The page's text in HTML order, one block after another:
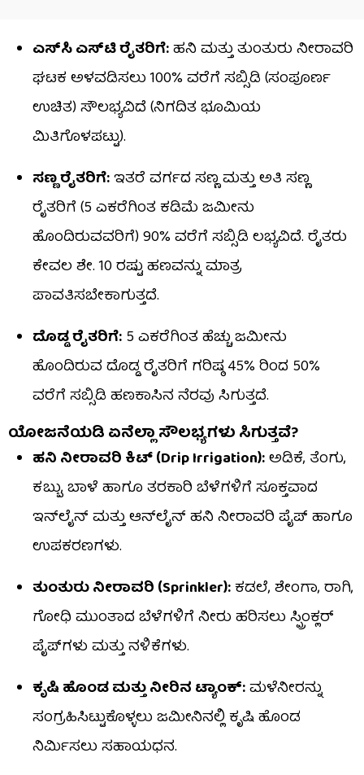
ಎಸ್​ಸಿ ಎಸ್​ಟಿ ರೈತರಿಗೆ:ಹನಿ ಮತ್ತು ತುಂತುರು ನೀರಾವರಿ
ಘಟಕ ಅಳವಡಿಸಲು 100% ವರೆಗೆ ಸಬ್ಸಿಡಿ (ಸಂಪೂರ್ಣ
ಉಚಿತ) ಸೌಲಭ್ಯವಿದೆ (ನಿಗದಿತ ಭೂಮಿಯ
ಮಿತಿಗೊಳಪಟ್ಟು).
ಸಣ್ಣ ರೈತರಿಗೆ:ಇತರೆ ವರ್ಗದ ಸಣ್ಣ ಮತ್ತು ಅತಿ ಸಣ್ಣ
ರೈತರಿಗೆ (5 ಎಕರೆಗಿಂತ ಕಡಿಮೆ ಜಮೀನು
ಹೊಂದಿರುವವರಿಗೆ) 90% ವರೆಗೆ ಸಬ್ಸಿಡಿ ಲಭ್ಯವಿದೆ. ರೈತರು
ಕೇವಲ ಶೇ. 10 ರಷ್ಟು ಹಣವನ್ನು ಮಾತ್ರ
ಪಾವತಿಸಬೇಕಾಗುತ್ತದೆ.
ದೊಡ್ಡ ರೈತರಿಗೆ:5 ಎಕರೆಗಿಂತ ಹೆಚ್ಚು ಜಮೀನು
ಹೊಂದಿರುವ ದೊಡ್ಡ ರೈತರಿಗೆ ಗರಿಷ್ಠ 45% ರಿಂದ 50%
ವರೆಗೆ ಸಬ್ಸಿಡಿ ಹಣಕಾಸಿನ ನೆರವು ಸಿಗುತ್ತದೆ.
ಯೋಜನೆಯಡಿ ಏನೆಲ್ಲಾ ಸೌಲಭ್ಯಗಳು ಸಿಗುತ್ತವೆ?
ಹನಿ ನೀರಾವರಿ ಕಿಟ್ (Drip Irrigation):ಅಡಿಕೆ, ತೆಂಗು,
ಕಬ್ಬು, ಬಾಳೆ ಹಾಗೂ ತರಕಾರಿ ಬೆಳೆಗಳಿಗೆ ಸೂಕ್ತವಾದ
ಇನ್‌ಲೈನ್ ಮತ್ತು ಆನ್‌ಲೈನ್ ಹನಿ ನೀರಾವರಿ ಪೈಪ್ ಹಾಗೂ
ಉಪಕರಣಗಳು.
ತುಂತುರು ನೀರಾವರಿ (Sprinkler):ಕಡಲೆ, ಶೇಂಗಾ, ರಾಗಿ,
ಗೋಧಿ ಮುಂತಾದ ಬೆಳೆಗಳಿಗೆ ನೀರು ಹರಿಸಲು ಸ್ಪ್ರಿಂಕ್ಲರ್
ಪೈಪ್‌ಗಳು ಮತ್ತು ನಳಿಕೆಗಳು.
ಕೃಷಿ ಹೊಂಡ ಮತ್ತು ನೀರಿನ ಟ್ಯಾಂಕ್:ಮಳೆನೀರನ್ನು
ಸಂಗ್ರಹಿಸಿಟ್ಟುಕೊಳ್ಳಲು ಜಮೀನಿನಲ್ಲಿ ಕೃಷಿ ಹೊಂಡ
ನಿರ್ಮಿಸಲು ಸಹಾಯಧನ.